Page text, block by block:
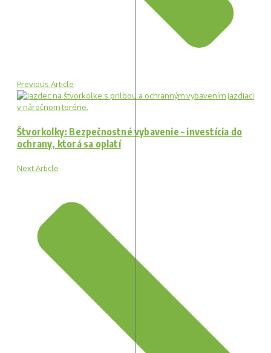
Previous Article
Štvorkolky: Bezpečnostné vybavenie – investícia do
ochrany, ktorá sa oplatí
Next Article